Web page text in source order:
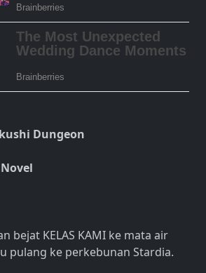
Dungeon
bejat KELAS KAMI ke mata air
pulang ke perkebunan Stardia.